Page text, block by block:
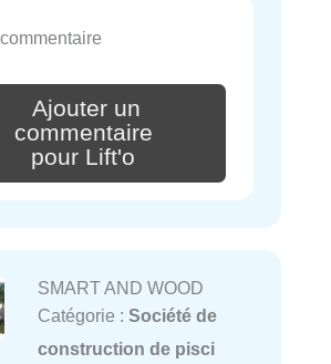
Ajouter un
commentaire
pour Lift'o
SMART AND WOOD
Catégorie : Société de
construction de pisci